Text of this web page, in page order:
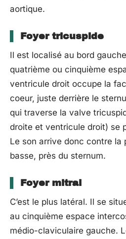
aortique.
Foyer tricuspide
Il est localisé au bord
quatrième ou cinquième
ventricule droit occupe la
coeur, juste derrière le
qui traverse la valve
droite et ventricule droit) se
Le son arrive donc contre la
basse, près du sternum.
Foyer mitral
C’est le plus latéral. Il se
au cinquième espace
médio-claviculaire gauche.